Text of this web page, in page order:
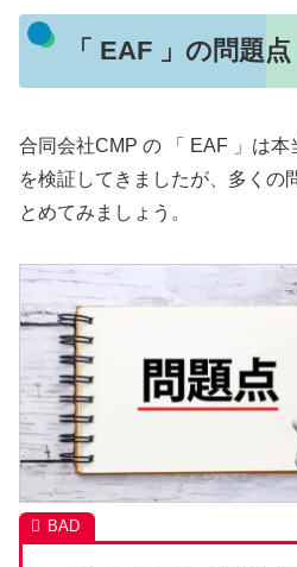
「 EAF 」の問題点
合同会社CMP の 「 EAF 」は本
を検証してきましたが、多くの
とめてみましょう。